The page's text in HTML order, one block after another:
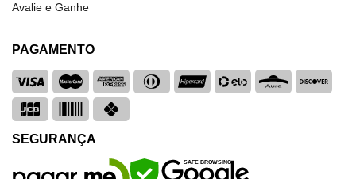
Avalie e Ganhe
PAGAMENTO
SEGURANÇA
SAFE BROWSING